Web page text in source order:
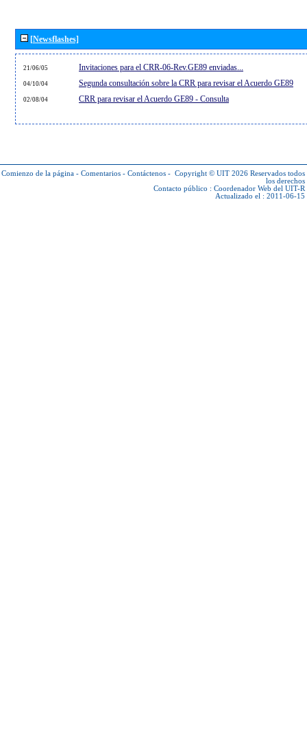
[Newsflashes]
21/06/05 Invitaciones para el CRR-06-Rev.GE89 enviadas...
04/10/04 Segunda consultación sobre la CRR para revisar el Acuerdo GE89
02/08/04 CRR para revisar el Acuerdo GE89 - Consulta
Comienzo de la página - Comentarios - Contáctenos - Copyright © UIT 2026 Reservados todos
los derechos
Contacto público : Coordenador Web del UIT-R
Actualizado el : 2011-06-15